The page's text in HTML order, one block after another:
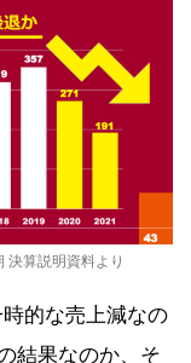
決算説明資料より
的な売上減なの
結果なのか、そ